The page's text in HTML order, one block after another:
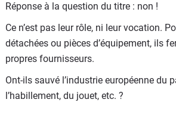
Réponse à la question du titre : non !
Ce n’est pas leur rôle, ni leur vocation.
détachées ou pièces d’équipement, ils
propres fournisseurs.
Ont-ils sauvé l’industrie européenne du
l’habillement, du jouet, etc. ?